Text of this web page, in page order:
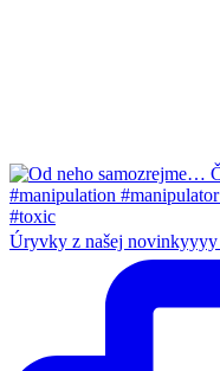
Úryvky z našej